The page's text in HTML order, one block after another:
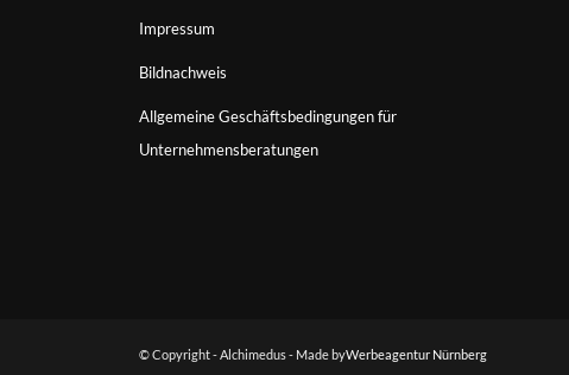
Impressum
Bildnachweis
Allgemeine Geschäftsbedingungen für
Unternehmensberatungen
© Copyright - Alchimedus - Made byWerbeagentur Nürnberg